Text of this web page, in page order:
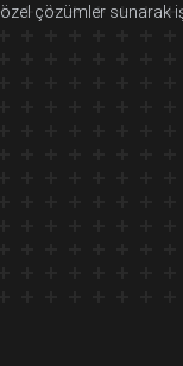
özel çözümler sunarak